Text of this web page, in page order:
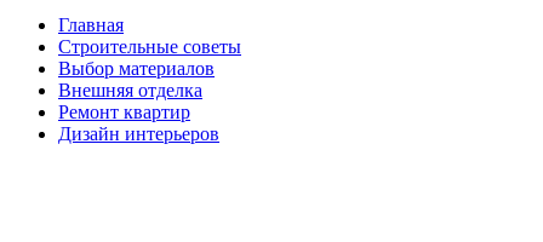
Главная
Строительные советы
Выбор материалов
Внешняя отделка
Ремонт квартир
Дизайн интерьеров